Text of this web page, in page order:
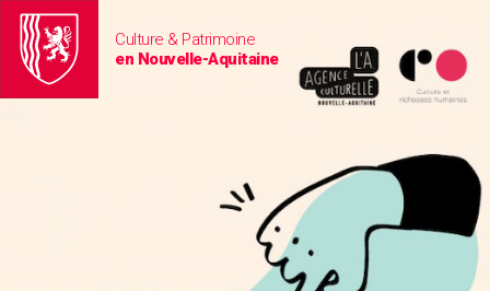
Culture & Patrimoine
en Nouvelle-Aquitaine